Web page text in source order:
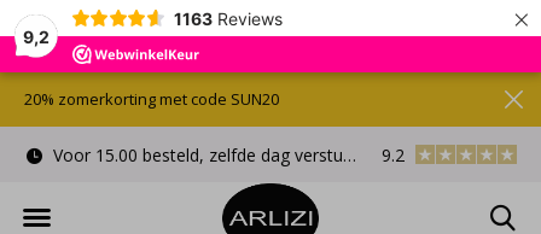
9,2
1163 Reviews ×
Voor 15.00 besteld, zelfde dag verstuurd Gratis
9.2
20% zomerkorting met code SUN20